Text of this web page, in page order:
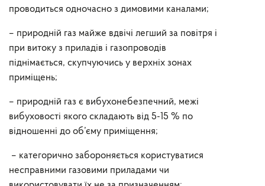
проводиться одночасно з димовими каналами;
– природній газ майже вдвічі легший за повітря і
при витоку з приладів і газопроводів
піднімається, скупчуючись у верхніх зонах
приміщень;
– природній газ є вибухонебезпечний, межі
вибуховості якого складають від 5-15 % по
відношенні до об’єму приміщення;
– категорично забороняється користуватися
несправними газовими приладами чи